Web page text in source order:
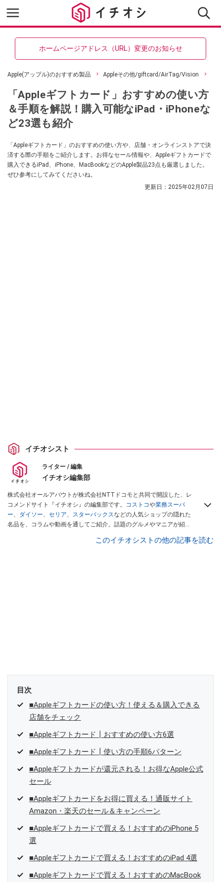
ホームページアドレス（URL）変更のお知らせ
Apple(アップル)のおすすめ製品 Appleその他/giftcard/AirTag/Vision
「Appleギフトカード」おすすめの使い方
＆手順を解説！購入可能なiPad・iPhoneな
ど23選も紹介
「Appleギフトカード」のおすすめの使い方や、店舗・オンラインストアで決
済する際の手順をご紹介します。お得なセール情報や、Appleギフトカードで
購入できるiPad、iPhone、MacBookなどのApple製品23点も厳選しました。
ぜひ参考にしてみてくださいね。
更新日： 2025年02月07日
イチオシスト
ライター / 編集
イチオシ編集部
株式会社オールアバウトが株式会社NTTドコモと共同で開設した、レ
コメンドサイト『イチオシ』の編集部です。 コストコや業務スーパ
ー、 ダイソー、 セリア、 スターバックスなどの人気ショップの隠れた
名品を、コラムや動画を通してご紹介。話題のグルメやマニアが紹介
インフルエンサーが実際に使用してレビューしています。毎日トレン
このイチオシストの他の記事を読む
目次
■Appleギフトカードの使い方！使える＆購入できる
店舗をチェック
■Appleギフトカード┃おすすめの使い方6選
■Appleギフトカード┃使い方の手順6パターン
■Appleギフトカードが還元される！お得なApple公式
セール
■Appleギフトカードをお得に買える！通販サイト
Amazon・楽天のセール＆キャンペーン
■Appleギフトカードで買える！おすすめのiPhone 5
選
■Appleギフトカードで買える！おすすめのiPad 4選
■Appleギフトカードで買える！おすすめのMacBook